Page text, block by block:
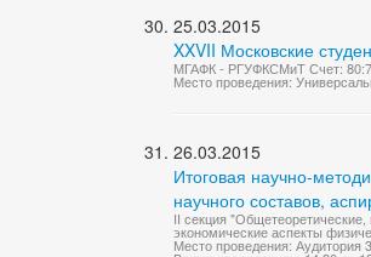
25.03.2015
XXVII Московские
МГАФК - РГУФКСМиТ Счет:
Место проведения:
26.03.2015
Итоговая научно-
научного составов,
II секция "Общетеоретические,
экономические аспекты
Место проведения: Аудитория